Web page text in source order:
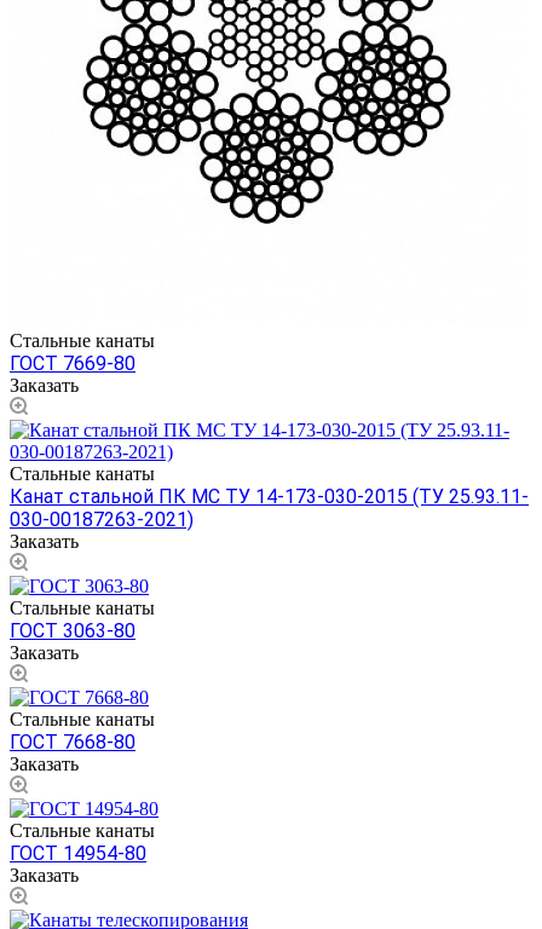
Стальные канаты
ГОСТ 7669-80
Заказать
Стальные канаты
Канат стальной ПК МС ТУ 14-173-030-2015 (ТУ 25.93.11-
030-00187263-2021)
Заказать
Стальные канаты
ГОСТ 3063-80
Заказать
Стальные канаты
ГОСТ 7668-80
Заказать
Стальные канаты
ГОСТ 14954-80
Заказать